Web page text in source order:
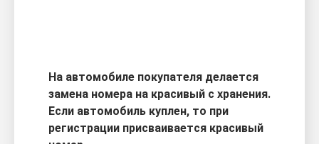
На автомобиле покупателя делается
замена номера на красивый с хранения.
Если автомобиль куплен, то при
регистрации присваивается красивый